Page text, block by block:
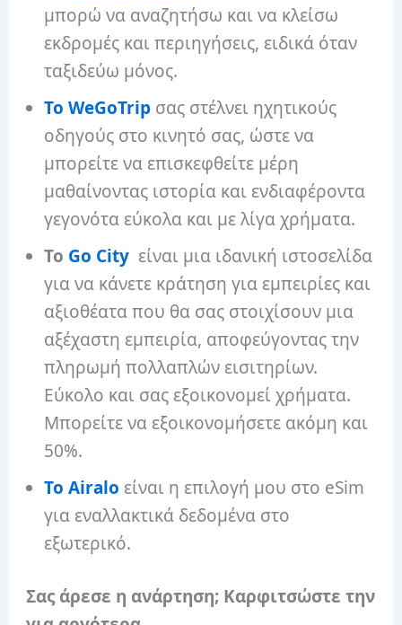
μπορώ να αναζητήσω και να κλείσω
εκδρομές και περιηγήσεις, ειδικά όταν
ταξιδεύω μόνος.
Το WeGoTrip σας στέλνει ηχητικούς
οδηγούς στο κινητό σας, ώστε να
μπορείτε να επισκεφθείτε μέρη
μαθαίνοντας ιστορία και ενδιαφέροντα
γεγονότα εύκολα και με λίγα χρήματα.
Το Go City είναι μια ιδανική ιστοσελίδα
για να κάνετε κράτηση για εμπειρίες και
αξιοθέατα που θα σας στοιχίσουν μια
αξέχαστη εμπειρία, αποφεύγοντας την
πληρωμή πολλαπλών εισιτηρίων.
Εύκολο και σας εξοικονομεί χρήματα.
Μπορείτε να εξοικονομήσετε ακόμη και
50%.
Το Airalo είναι η επιλογή μου στο eSim
για εναλλακτικά δεδομένα στο
εξωτερικό.
Σας άρεσε η ανάρτηση; Καρφιτσώστε την